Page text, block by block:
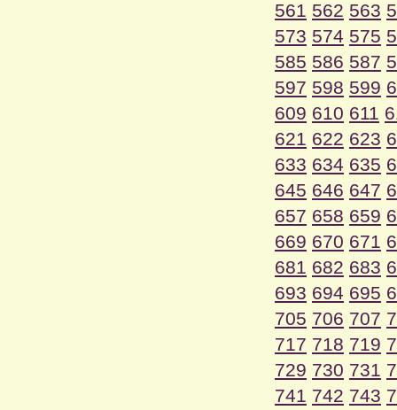
561 562 563
573 574 575
585 586 587
597 598 599
609 610 611
621 622 623
633 634 635
645 646 647
657 658 659
669 670 671
681 682 683
693 694 695
705 706 707
717 718 719
729 730 731
741 742 743